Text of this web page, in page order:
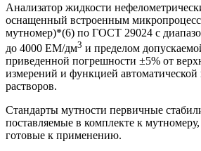
Анализатор жидкости
оснащенный встроенным
мутномер)*(6) по ГОСТ 29024 с
до 4000 EM/дм3 и пределом
приведенной погрешности ±5% от
измерений и функцией
растворов.
Стандарты мутности первичные
поставляемые в комплекте к
готовые к применению.